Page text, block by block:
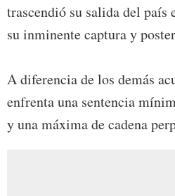
trascendió su salida del
su inminente captura y
A diferencia de los demás
enfrenta una sentencia
y una máxima de cadena